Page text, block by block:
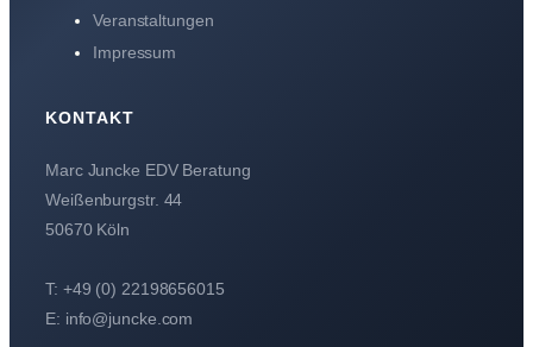
Veranstaltungen
Impressum
KONTAKT
Marc Juncke EDV Beratung
Weißenburgstr. 44
50670 Köln
T: +49 (0) 22198656015
E: info@juncke.com